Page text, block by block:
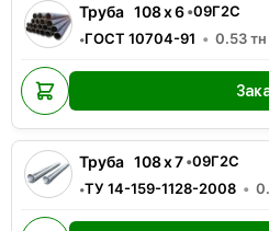
Труба 108x6•09Г2С
•ГОСТ 10704-91 0.53тн
Труба 108x7•09Г2С
•ТУ 14-159-1128-2008